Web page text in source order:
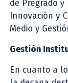
de Pregrado y
Innovación y
Medio y
Gestión
En cuanto a